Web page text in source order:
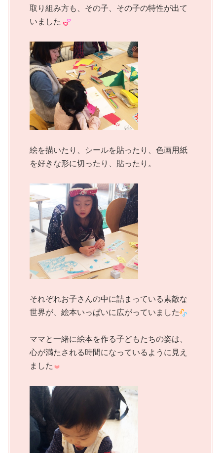
取り組み方も、その子、その子の特性が出て
いました
絵を描いたり、シールを貼ったり、色画用紙
を好きな形に切ったり、貼ったり。
それぞれお子さんの中に詰まっている素敵な
世界が、絵本いっぱいに広がっていました
ママと一緒に絵本を作る子どもたちの姿は、
心が満たされる時間になっているように見え
ました